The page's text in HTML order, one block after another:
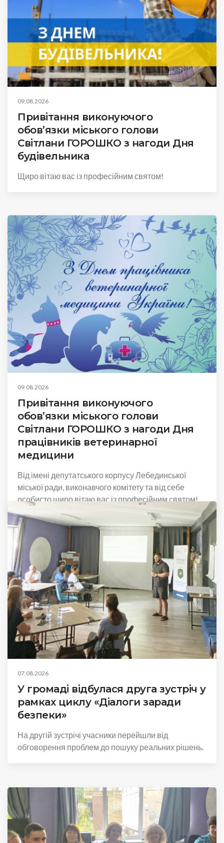
09.08.2026
Привітання виконуючого
обов’язки міського голови
Світлани ГОРОШКО з нагоди Дня
будівельника
Щиро вітаю вас із професійним святом!
09.08.2026
Привітання виконуючого
обов’язки міського голови
Світлани ГОРОШКО з нагоди Дня
працівників ветеринарної
медицини
Від імені депутатського корпусу Лебединської
міської ради, виконавчого комітету та від себе
особисто щиро вітаю вас із професійним святом!
07.08.2026
У громаді відбулася друга зустріч у
рамках циклу «Діалоги заради
безпеки»
На другій зустрічі учасники перейшли від
обговорення проблем до пошуку реальних рішень.